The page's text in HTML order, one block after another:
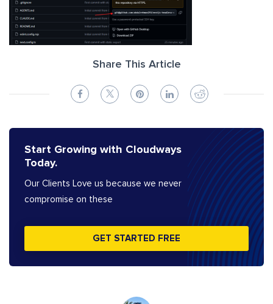
Share This Article
Start Growing with Cloudways
Today.
Our Clients Love us because we never
compromise on these
GET STARTED FREE